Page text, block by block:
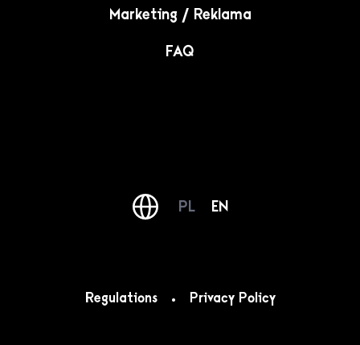
Marketing / Reklama
FAQ
PL EN
Regulations Privacy Policy